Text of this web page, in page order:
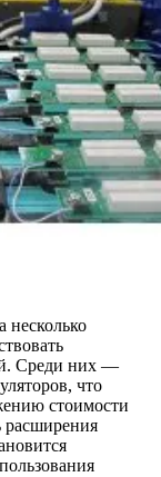
несколько
Среди них —
что
стоимости
расширения